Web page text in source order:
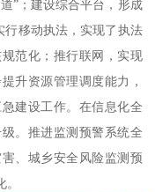
”；建设综合平台，形成
行移动执法，实现了执法
范化；推行联网，实现
升资源管理调度能力，
建设工作。在信息化全
。推进监测预警系统全
、城乡安全风险监测预